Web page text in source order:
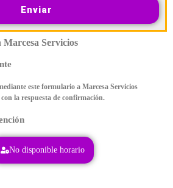
Enviar
Servicios
este formulario a Marcesa Servicios
la respuesta de confirmación.
No disponible horario